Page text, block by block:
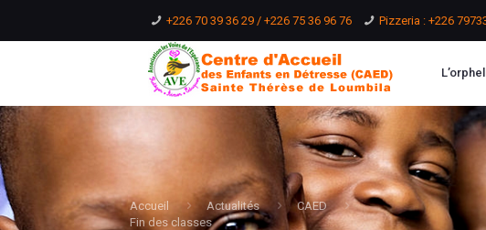
+226 70 39 36 29 / +226 75 36 96 76 Pizzeria : +226
Accueil Actualités
CAED
Fin des classes